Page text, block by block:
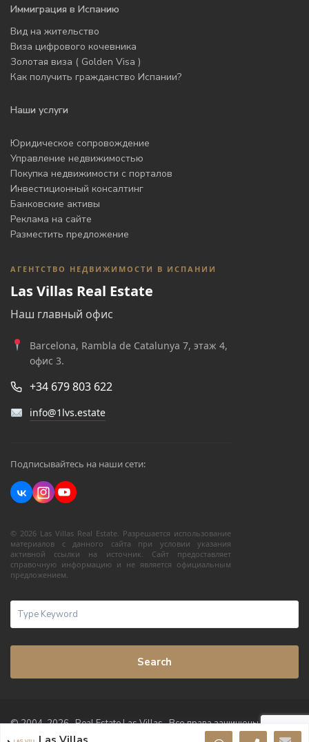
Иммиграция в Испанию
Вид на жительство
Виза цифрового кочевника
Золотая виза ( Golden Visa )
Как получить гражданство Испании?
Наши услуги
Юридическое сопровождение
Управление недвижимостью
Покупка недвижимости с порталов
Инвестиционный консалтинг
Банковские активы
Реклама на сайте
Разместить предложение
АГЕНТСТВО НЕДВИЖИМОСТИ В ИСПАНИИ
Las Villas Real Estate
Наш главный офис
Barcelona, Rambla de Catalunya 7, этаж 4,
офис 3.
+34 679 803 622
info@1lvs.estate
Подписывайтесь на наши сети:
© 2026 Las Villas Real Estate. Разрешается использование
материалов с данного сайта при условии указания
активной ссылки на источник. Сайт предоставляет
справочную информацию и не является официальным
предложением.
Search
© 2004-2026 · Real Estate Las Villas · Все права защищены